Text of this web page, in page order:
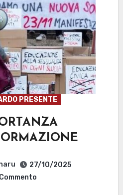
PRESENTE
27/10/2025
Commento